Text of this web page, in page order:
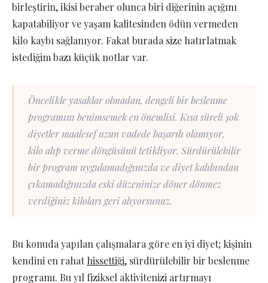
birleştirin, ikisi beraber olunca biri diğerinin açığını
kapatabiliyor ve yaşam kalitesinden ödün vermeden
kilo kaybı sağlanıyor. Fakat burada size hatırlatmak
istediğim bazı küçük notlar var.
Öncelikle yasaklar olmadan, dengeli bir beslenme
programını benimsemek en önemlisi. Kısa süreli şok
diyetler maalesef uzun vadede başarılı olamıyor,
kilo alıp verme döngüsünü tetikliyor. Sürdürülebilir
bir program uygulamadığınızda ve diyet kalıbından
çıkamadığınızda eski düzeninize döner dönmez
verdiğiniz kiloları geri alıyorsunuz.
Bu konuda yapılan çalışmalara göre en iyi diyet; kişinin
kendini en rahathissettiği, sürdürülebilir bir beslenme
programı. Bu yıl fiziksel aktivitenizi artırmayı